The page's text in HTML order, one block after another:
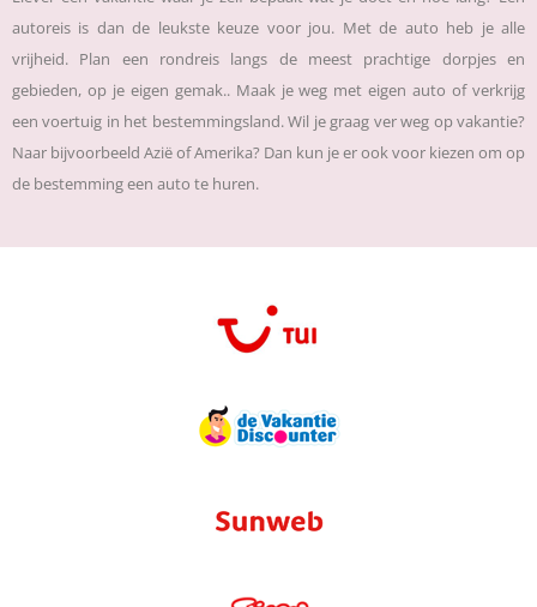
autoreis is dan de leukste keuze voor jou. Met de auto heb je alle
vrijheid. Plan een rondreis langs de meest prachtige dorpjes en
gebieden, op je eigen gemak.. Maak je weg met eigen auto of verkrijg
een voertuig in het bestemmingsland. Wil je graag ver weg op vakantie?
Naar bijvoorbeeld Azië of Amerika? Dan kun je er ook voor kiezen om op
de bestemming een auto te huren.